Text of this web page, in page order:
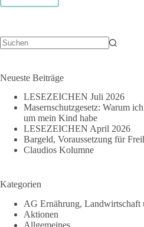
Neueste Beiträge
LESEZEICHEN Juli 2026
Masernschutzgesetz: Warum
um mein Kind habe
LESEZEICHEN April 2026
Bargeld, Voraussetzung für
Claudios Kolumne
Kategorien
AG Ernährung, Landwirtschaft
Aktionen